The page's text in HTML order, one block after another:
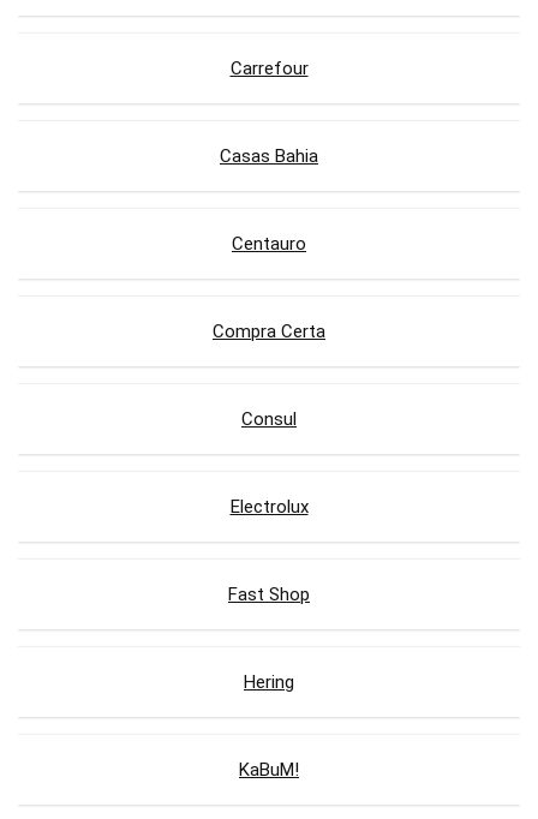
Carrefour
Casas Bahia
Centauro
Compra Certa
Consul
Electrolux
Fast Shop
Hering
KaBuM!